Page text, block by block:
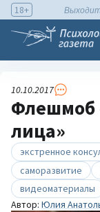
18+ Выходит
10.10.2017
Флешмоб
лица»
экстренное
саморазвитие
видеоматериалы
Автор: Юлия